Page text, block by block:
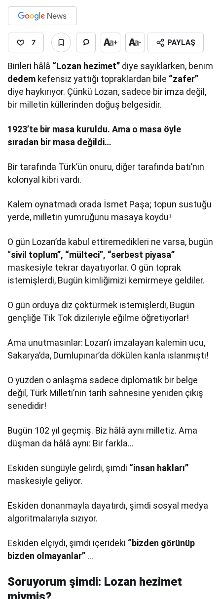
7 + - PAYLAŞ
Birileri hâlâ “Lozan hezimet” diye sayıklarken, benim
dedem kefensiz yattığı topraklardan bile “zafer”
diye haykırıyor. Çünkü Lozan, sadece bir imza değil,
bir milletin küllerinden doğuş belgesidir.
1923’te bir masa kuruldu. Ama o masa öyle
sıradan bir masa değildi…
Bir tarafında Türk’ün onuru, diğer tarafında batı’nın
kolonyal kibri vardı.
Kalem oynatmadı orada İsmet Paşa; topun sustuğu
yerde, milletin yumruğunu masaya koydu!
O gün Lozan’da kabul ettiremedikleri ne varsa, bugün
“sivil toplum”, “mülteci”, “serbest piyasa”
maskesiyle tekrar dayatıyorlar. O gün toprak
istemişlerdi, Bugün kimliğimizi kemirmeye geldiler.
O gün orduya diz çöktürmek istemişlerdi, Bugün
gençliğe Tik Tok dizileriyle eğilme öğretiyorlar!
Ama unutmasınlar: Lozan’ı imzalayan kalemin ucu,
Sakarya’da, Dumlupınar’da dökülen kanla ıslanmıştı!
O yüzden o anlaşma sadece diplomatik bir belge
değil, Türk Milleti’nin tarih sahnesine yeniden çıkış
senedidir!
Bugün 102 yıl geçmiş. Biz hâlâ aynı milletiz. Ama
düşman da hâlâ aynı: Bir farkla…
Eskiden süngüyle gelirdi, şimdi “insan hakları”
maskesiyle geliyor.
Eskiden donanmayla dayatırdı, şimdi sosyal medya
algoritmalarıyla sızıyor.
Eskiden elçiydi, şimdi içerideki “bizden görünüp
bizden olmayanlar” …
Soruyorum şimdi: Lozan hezimet